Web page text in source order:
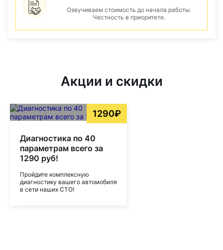
Озвучиваем стоимость до начала работы.
Честность в приоритете.
Акции и скидки
1290₽
Диагностика по 40
параметрам всего за
1290 руб!
Пройдите комплексную
диагностику вашего автомобиля
в сети наших СТО!